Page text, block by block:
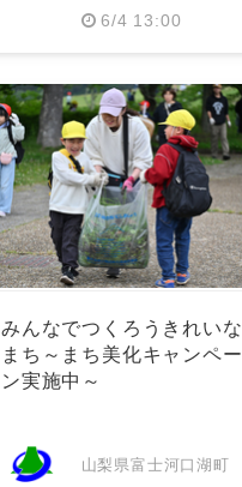
6/4 13:00
みんなでつくろうきれいな
まち～まち美化キャンペー
ン実施中～
山梨県富士河口湖町